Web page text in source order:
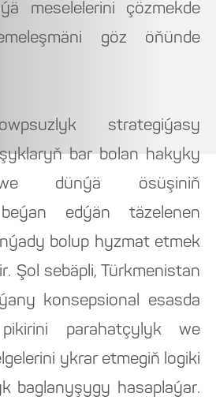
meselelerini çözmekde
göz öňünde
strategiýasy
bar bolan hakyky
dünýä ösüşiniň
edýän täzelenen
bolup hyzmat etmek
Şol sebäpli, Türkmenistan
konsepsional esasda
parahatçylyk we
ykrar etmegiň logiki
baglanyşygy hasaplaýar.